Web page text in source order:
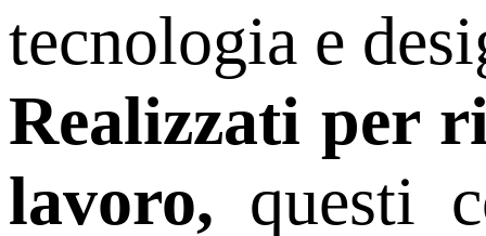
tecnologia e
Realizzati per
lavoro, questi